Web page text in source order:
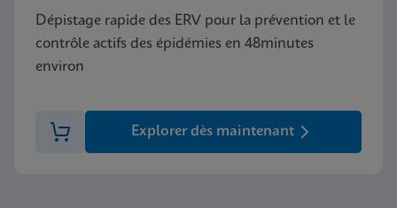
Dépistage rapide des ERV pour la prévention et le
contrôle actifs des épidémies en 48minutes
environ
Explorer dès maintenant